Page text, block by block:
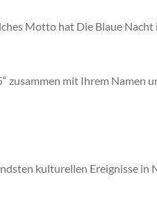
Motto hat Die Blaue Nacht
zusammen mit Ihrem Namen
kulturellen Ereignisse